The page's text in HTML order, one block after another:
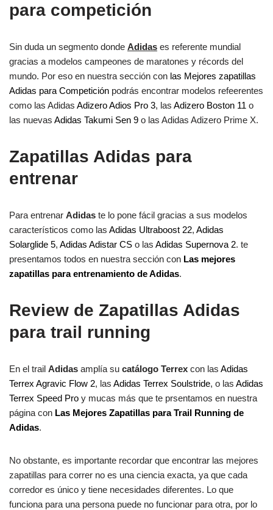
para competición
Sin duda un segmento donde Adidas es referente mundial
gracias a modelos campeones de maratones y récords del
mundo. Por eso en nuestra sección con las Mejores zapatillas
Adidas para Competición podrás encontrar modelos refeerentes
como las Adidas Adizero Adios Pro 3, las Adizero Boston 11 o
las nuevas Adidas Takumi Sen 9 o las Adidas Adizero Prime X.
Zapatillas Adidas para
entrenar
Para entrenar Adidas te lo pone fácil gracias a sus modelos
característicos como las Adidas Ultraboost 22, Adidas
Solarglide 5, Adidas Adistar CS o las Adidas Supernova 2. te
presentamos todos en nuestra sección con Las mejores
zapatillas para entrenamiento de Adidas.
Review de Zapatillas Adidas
para trail running
En el trail Adidas amplía su catálogo Terrex con las Adidas
Terrex Agravic Flow 2, las Adidas Terrex Soulstride, o las Adidas
Terrex Speed Pro y mucas más que te prsentamos en nuestra
página con Las Mejores Zapatillas para Trail Running de
Adidas.
No obstante, es importante recordar que encontrar las mejores
zapatillas para correr no es una ciencia exacta, ya que cada
corredor es único y tiene necesidades diferentes. Lo que
funciona para una persona puede no funcionar para otra, por lo